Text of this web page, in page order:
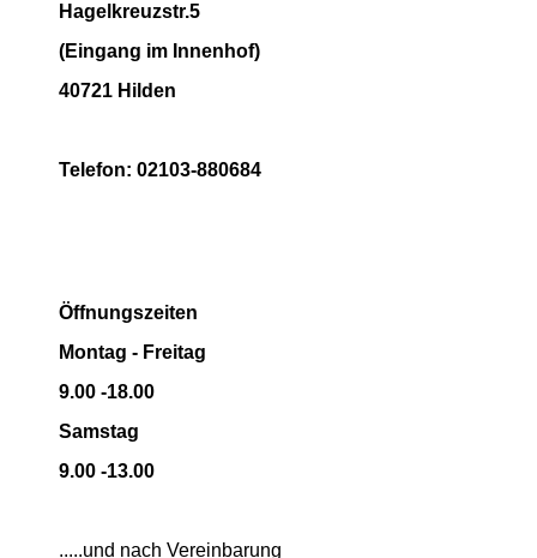
Hagelkreuzstr.5
(Eingang im Innenhof)
40721 Hilden
Telefon: 02103-880684
Öffnungszeiten
Montag - Freitag
9.00 -18.00
Samstag
9.00 -13.00
.....und nach Vereinbarung